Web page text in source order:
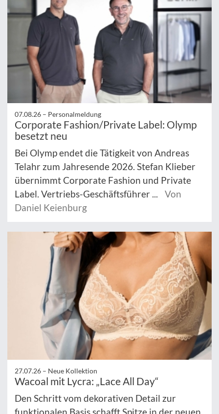
07.08.26 – Personalmeldung
Corporate Fashion/Private Label: Olymp
besetzt neu
Bei Olymp endet die Tätigkeit von Andreas
Telahr zum Jahresende 2026. Stefan Klieber
übernimmt Corporate Fashion und Private
Label. Vertriebs-Geschäftsführer ...
Von
Daniel Keienburg
27.07.26 – Neue Kollektion
Wacoal mit Lycra: „Lace All Day“
Den Schritt vom dekorativen Detail zur
funktionalen Basis schafft Spitze in der neuen